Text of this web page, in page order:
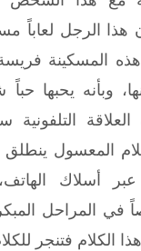
هذا الرجل لعاباً
المسكينة فريسة
وبأنه يحبها حباً
التلفونية
المعسول ينطلق
عبر أسلاك
في المراحل
الكلام فتنجر